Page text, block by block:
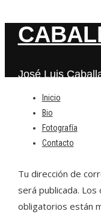
José Luis
Inicio
Bio
Fotografía
Contacto
Deja una
Tu dirección de
será publicada. Los
obligatorios están